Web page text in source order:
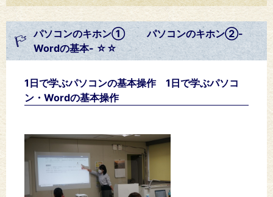
パソコンのキホン① パソコンのキホン②-
Wordの基本- ☆☆
1日で学ぶパソコンの基本操作 1日で学ぶパソコ
ン・Wordの基本操作